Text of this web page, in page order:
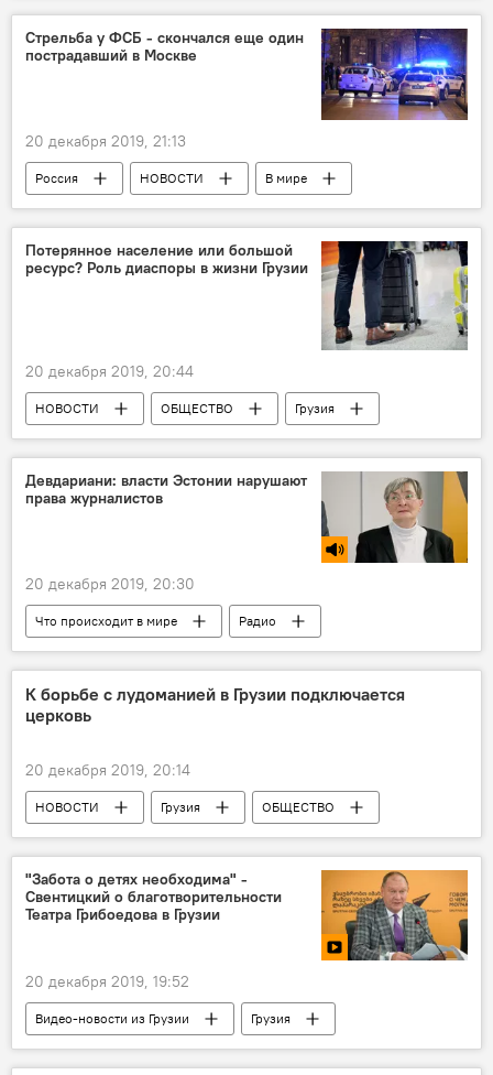
Преступность в Грузии
Стрельба у ФСБ - скончался еще один
пострадавший в Москве
20 декабря 2019, 21:13
Россия НОВОСТИ
В мире
ФСБ
Москва ПРОИСШЕСТВИЯ
Потерянное население или большой
ресурс? Роль диаспоры в жизни Грузии
20 декабря 2019, 20:44
НОВОСТИ ОБЩЕСТВО
Грузия
ПОЛИТИКА
Обзоры
АНАЛИТИКА
Грузинская мечта - демократическая Грузия
Девдариани: власти Эстонии нарушают
права журналистов
20 декабря 2019, 20:30
Что происходит в мире
Радио
Политика
В мире
Россия
Ситуация вокруг агентства Sputnik Эстония
Притеснение российских журналистов в Прибалтике
К борьбе с лудоманией в Грузии подключается
церковь
20 декабря 2019, 20:14
НОВОСТИ Грузия
ОБЩЕСТВО
ПОЛИТИКА
Грузинская православная церковь
молодежь
"Забота о детях необходима" -
Свентицкий о благотворительности
Театра Грибоедова в Грузии
20 декабря 2019, 19:52
Видео-новости из Грузии
Грузия
КУЛЬТУРА
Видео
Мультимедиа